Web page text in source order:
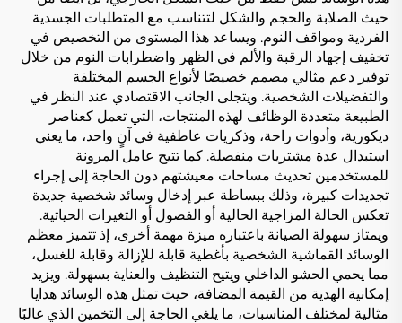
حيث الصلابة والحجم والشكل لتتناسب مع المتطلبات الجسدية
الفردية ومواقف النوم. ويساعد هذا المستوى من التخصيص في
تخفيف إجهاد الرقبة والألم في الظهر واضطرابات النوم من خلال
توفير دعم مثالي مصمم خصيصًا لأنواع الجسم المختلفة
والتفضيلات الشخصية. ويتجلى الجانب الاقتصادي عند النظر في
الطبيعة متعددة الوظائف لهذه المنتجات، التي تعمل كعناصر
ديكورية، وأدوات راحة، وذكريات عاطفية في آنٍ واحد، ما يعني
استبدال عدة مشتريات منفصلة. كما تتيح عامل المرونة
للمستخدمين تحديث مساحات معيشتهم دون الحاجة إلى إجراء
تجديدات كبيرة، وذلك ببساطة عبر إدخال وسائد شخصية جديدة
تعكس الحالة المزاجية الحالية أو الفصول أو التغيرات الحياتية.
ويمتاز سهولة الصيانة باعتباره ميزة مهمة أخرى، إذ تتميز معظم
الوسائد القماشية الشخصية بأغطية قابلة للإزالة وقابلة للغسل،
مما يحمي الحشو الداخلي ويتيح التنظيف والعناية بسهولة. ويزيد
إمكانية الهدية من القيمة المضافة، حيث تمثل هذه الوسائد هدايا
مثالية لمختلف المناسبات، ما يلغي الحاجة إلى التخمين الذي غالبًا